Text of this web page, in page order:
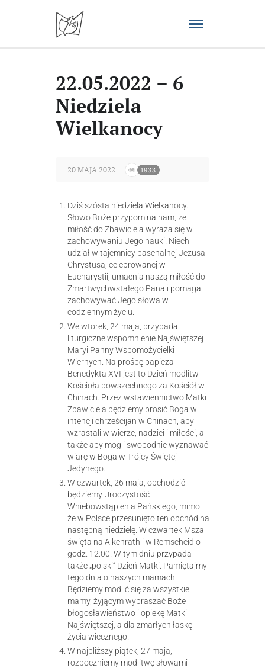
22.05.2022 – 6
Niedziela
Wielkanocy
20 MAJA 2022 1933
Dziś szósta niedziela Wielkanocy.
Słowo Boże przypomina nam, że
miłość do Zbawiciela wyraża się w
zachowywaniu Jego nauki. Niech
udział w tajemnicy paschalnej Jezusa
Chrystusa, celebrowanej w
Eucharystii, umacnia naszą miłość do
Zmartwychwstałego Pana i pomaga
zachowywać Jego słowa w
codziennym życiu.
We wtorek, 24 maja, przypada
liturgiczne wspomnienie Najświętszej
Maryi Panny Wspomożycielki
Wiernych. Na prośbę papieża
Benedykta XVI jest to Dzień modlitw
Kościoła powszechnego za Kościół w
Chinach. Przez wstawiennictwo Matki
Zbawiciela będziemy prosić Boga w
intencji chrześcijan w Chinach, aby
wzrastali w wierze, nadziei i miłości, a
także aby mogli swobodnie wyznawać
wiarę w Boga w Trójcy Świętej
Jedynego.
W czwartek, 26 maja, obchodzić
będziemy Uroczystość
Wniebowstąpienia Pańskiego, mimo
że w Polsce przesunięto ten obchód na
następną niedzielę. W czwartek Msza
święta na Alkenrath i w Remscheid o
godz. 12:00. W tym dniu przypada
także „polski” Dzień Matki. Pamiętajmy
tego dnia o naszych mamach.
Będziemy modlić się za wszystkie
mamy, żyjącym wypraszać Boże
błogosławieństwo i opiekę Matki
Najświętszej, a dla zmarłych łaskę
życia wiecznego.
W najbliższy piątek, 27 maja,
rozpoczniemy modlitwę słowami